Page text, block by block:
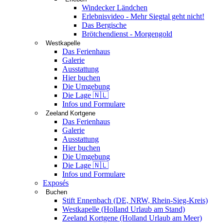
Windecker Ländchen
Erlebnisvideo - Mehr Siegtal geht nicht!
Das Bergische
Brötchendienst - Morgengold
Westkapelle
Das Ferienhaus
Galerie
Ausstattung
Hier buchen
Die Umgebung
Die Lage 🇳🇱
Infos und Formulare
Zeeland Kortgene
Das Ferienhaus
Galerie
Ausstattung
Hier buchen
Die Umgebung
Die Lage 🇳🇱
Infos und Formulare
Exposés
Buchen
Stift Ennenbach (DE, NRW, Rhein-Sieg-Kreis)
Westkapelle (Holland Urlaub am Stand)
Zeeland Kortgene (Holland Urlaub am Meer)